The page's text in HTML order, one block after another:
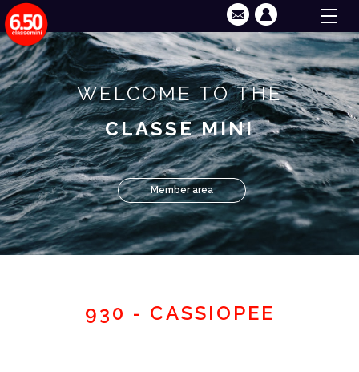
WELCOME TO THE
CLASSE MINI
Member area
930 - CASSIOPEE